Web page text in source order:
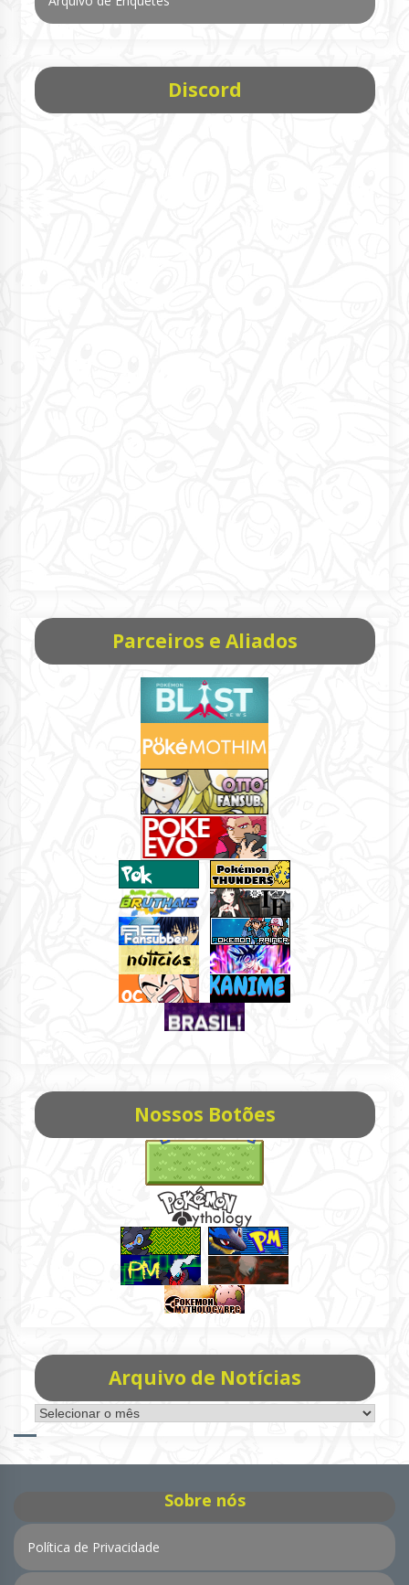
Discord
Parceiros e Aliados
Nossos Botões
Arquivo de Notícias
Arquivo
de
Sobre nós
Política de Privacidade